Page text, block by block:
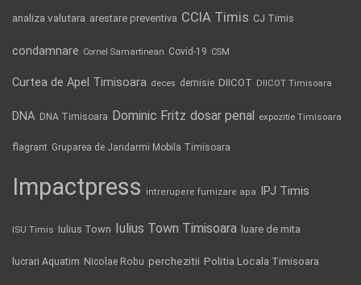
analiza valutara arestare preventiva CCIA Timis CJ Timis
condamnare Cornel Samartinean Covid-19 CSM
Curtea de Apel Timisoara deces demisie DIICOT DIICOT Timisoara
DNA DNA Timisoara Dominic Fritz dosar penal expozitie Timisoara
flagrant Gruparea de Jandarmi Mobila Timisoara
Impactpress intrerupere furnizare apa IPJ Timis
ISU Timis Iulius Town Iulius Town Timisoara luare de mita
lucrari Aquatim Nicolae Robu perchezitii Politia Locala Timisoara